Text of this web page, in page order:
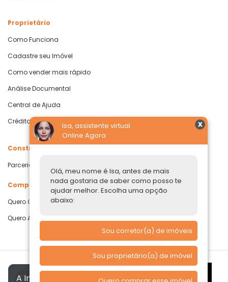
Isa, assistente virtual
Online Agora
Olá, meu nome é Isa, antes de mais
nada gostaria de saber como posso te
ajudar melhor. Escolha uma opção
abaixo:
Sou corretor(a) de imóveis
Sou proprietário(a) de imóvel
Proprietário
Como Funciona
Cadastre seu Imóvel
Como vender mais rápido
Análise Documental
Central de Ajuda
Crédito com Garantia de Imóvel
Construtoras
Parcerias Imobiliárias
Comprar ou alugar
Quero Comprar
Quero Alugar
A Imóvelp utiliza cookies para